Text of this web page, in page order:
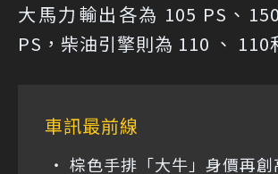
大馬力輸出各為 105 PS、
PS，柴油引擎則為 110 、 110
車訊最前線
棕色手排「大牛」身價再創